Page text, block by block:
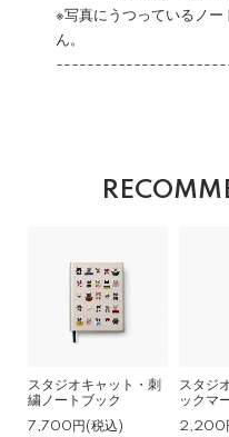
※写真にうつっているノ
ん。
スタジオキャット・刺
繍ノートブック
7,700円(税込)
スタジ
ックマ
2,200